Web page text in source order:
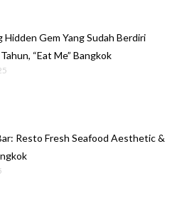
Hidden Gem Yang Sudah Berdiri
“Eat Me” Bangkok
Resto Fresh Seafood Aesthetic &